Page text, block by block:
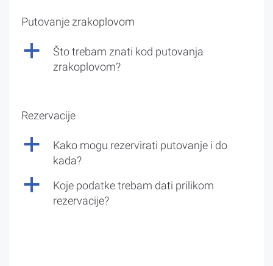
Putovanje zrakoplovom
a
Što trebam znati kod putovanja
zrakoplovom?
Rezervacije
a
Kako mogu rezervirati putovanje i do
kada?
a
Koje podatke trebam dati prilikom
rezervacije?